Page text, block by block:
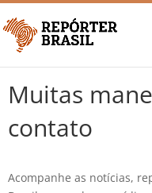
Muitas
contato
Acompanhe as notícias,